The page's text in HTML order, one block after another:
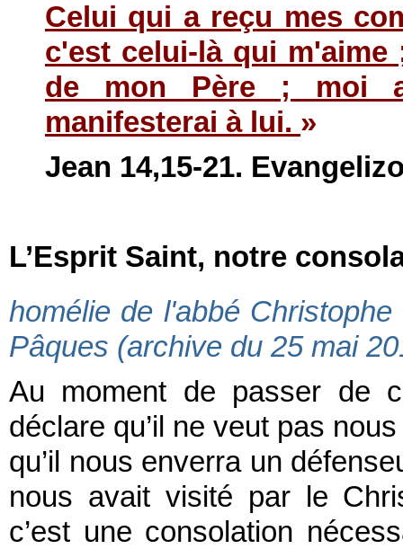
Celui qui a reçu mes
c'est celui-là qui
de mon Père ; moi
manifesterai à lui. »
Jean 14,15-21.
L’Esprit Saint, notre
homélie de l'abbé
Pâques (archive du 25 mai
Au moment de passer de
déclare qu’il ne veut pas
qu’il nous enverra un
nous avait visité par le
c’est une consolation